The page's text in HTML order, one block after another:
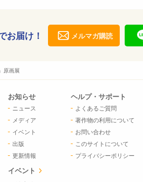
お届け！ メルマガ購読
原画展
お知らせ
ニュース
メディア
イベント
出版
更新情報
イベント
ヘルプ・サポート
よくあるご質問
著作物の利用について
お問い合わせ
このサイトについて
プライバシーポリシー